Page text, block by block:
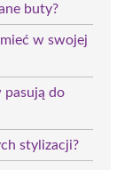
buty?
w swojej
pasują do
stylizacji?